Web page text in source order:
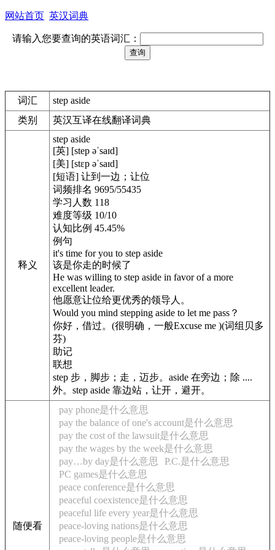
网站首页 英汉词典
请输入您要查询的英语词汇：
词汇
step aside
类别
英汉互译在线翻译词典
释义
step aside
[英] [step əˈsaɪd]
[美] [stɛp əˈsaɪd]
[短语] 让到一边；让位
词频排名 9695/55435
学习人数 118
难度等级 10/10
认知比例 45.45%
例句
it's time for you to step aside
该是你走的时候了
He was willing to step aside in favor of a more
excellent leader.
他愿意让位给更优秀的领导人。
Would you mind stepping aside to let me pass？
你好，借过。(很明确，一般Excuse me )(词组贝多
芬)
助记
联想
step 步，脚步；走，迈步。aside 在旁边；除 ....
外。step aside 靠边站，让开，避开。
随便看
pay phone是什么意思
pay the balance of one's account是什么意思
pay the cost of the lawsuit是什么意思
pay the wages by the week是什么意思
pay…by day是什么意思
P.C.是什么意思
PC games是什么意思
peace conference是什么意思
peaceful coexistence是什么意思
peaceful life every year是什么意思
peace-loving nations是什么意思
peace-loving people是什么意思